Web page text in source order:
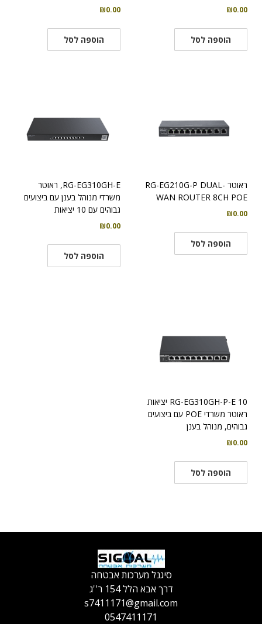
₪0.00
הוספה לסל
₪0.00
הוספה לסל
ראוטר RG-EG210G-P DUAL-
WAN ROUTER 8CH POE
₪0.00
הוספה לסל
RG-EG310GH-E, ראוטר
משרדי מנוהל בענן עם ביצועים
גבוהים עם 10 יציאות
₪0.00
הוספה לסל
RG-EG310GH-P-E 10 יציאות
ראוטר משרדי POE עם ביצועים
גבוהים, מנוהל בענן
₪0.00
הוספה לסל
סיגנל מערכות אבטחה
דרך אבא הלל 154 ר''ג
s7411171@gmail.com
0547411171